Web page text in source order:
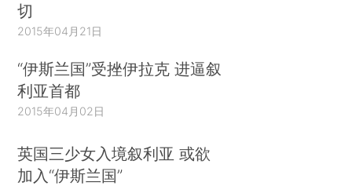
切
2015年04月21日
“伊斯兰国”受挫伊拉克 进逼叙
利亚首都
2015年04月02日
英国三少女入境叙利亚 或欲
加入“伊斯兰国”